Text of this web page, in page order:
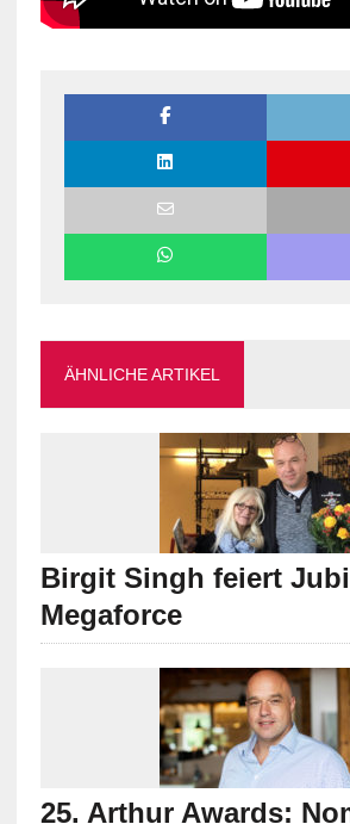
ÄHNLICHE ARTIKEL
Birgit Singh feiert
Megaforce
25. Arthur Awards: